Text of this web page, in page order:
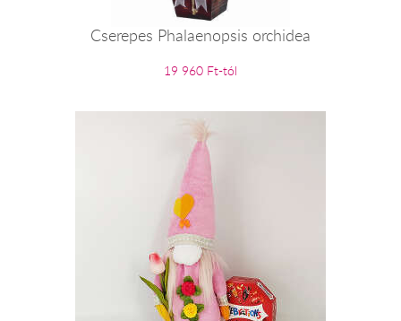
Cserepes Phalaenopsis orchidea
19 960 Ft-tól